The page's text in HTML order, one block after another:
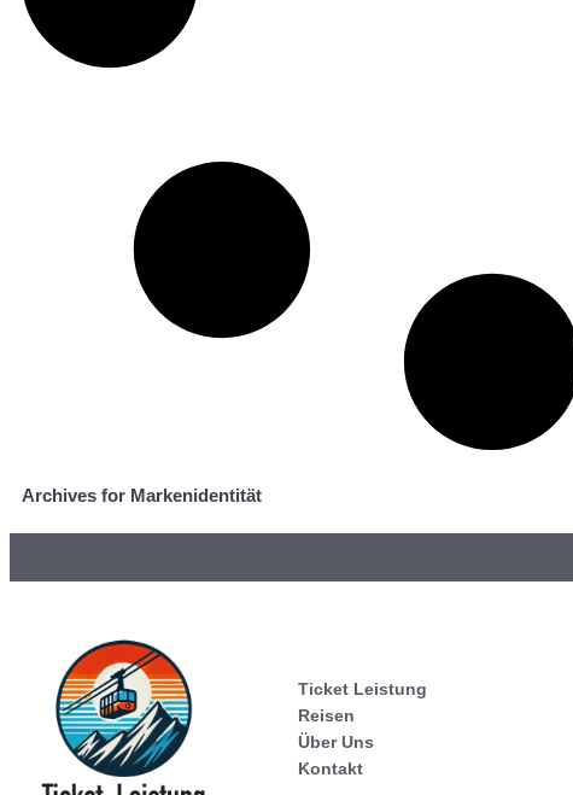
Archives for Markenidentität
Ticket Leistung
Reisen
Über Uns
Kontakt